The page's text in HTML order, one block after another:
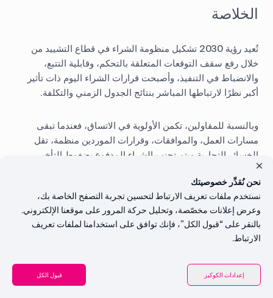
الخلاصة
تُعيد رؤية 2030 تشكيل منظومة الشراء في قطاع التشييد من
خلال رفع سقف التوقعات المتعلقة بالتحكم، وقابلية التتبع،
والانضباط في التنفيذ، وأصبحت قرارات الشراء اليوم ذات تأثير
أكبر نظرًا لارتباطها المباشر بنتائج الجدول الزمني والتكلفة.
وبالنسبة للمقاولين، تكمن الأولوية في الاتساق، فعندما تبقى
مسارات العمل، والموافقات، وقرارات الموردين منظمة، تقل
الخسائر التجارية ويتم تجنب الشراء المدفوع بضغوط التأخير.
وهنا يأتي دور الشراء الرقمي في دعم التوجهات الحالية في
الشراء بقطاع التشييد بشكل عملي، إذ يساعد المقاولين على
الحفاظ على قابلية التنبؤ بالتنفيذ تحت الضغط، مع التوافق مع
التوجهات الأوسع للشراء في السوق.
الأسئلة الشائعة
المحتويات
نحن نُقدِّر خصوصيتك
نستخدم ملفات تعريف الارتباط لتحسين تجربة التصفح الخاصة بك،
وعرض إعلانات مخصّصة، وتحليل حركة المرور على موقعنا الإلكتروني.
بالنقر على “قبول الكل”، فإنك توافق على استخدامنا لملفات تعريف
الارتباط.
إعدادات الكوكيز قبول الكل